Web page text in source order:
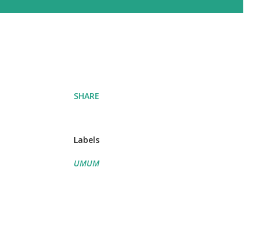
SHARE
Labels
UMUM